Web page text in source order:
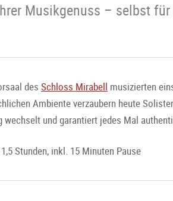
Musikgenuss – selbst
des Schloss Mirabell musizierten
Ambiente verzaubern heute
wechselt und garantiert jedes Mal
Stunden, inkl. 15 Minuten Pause